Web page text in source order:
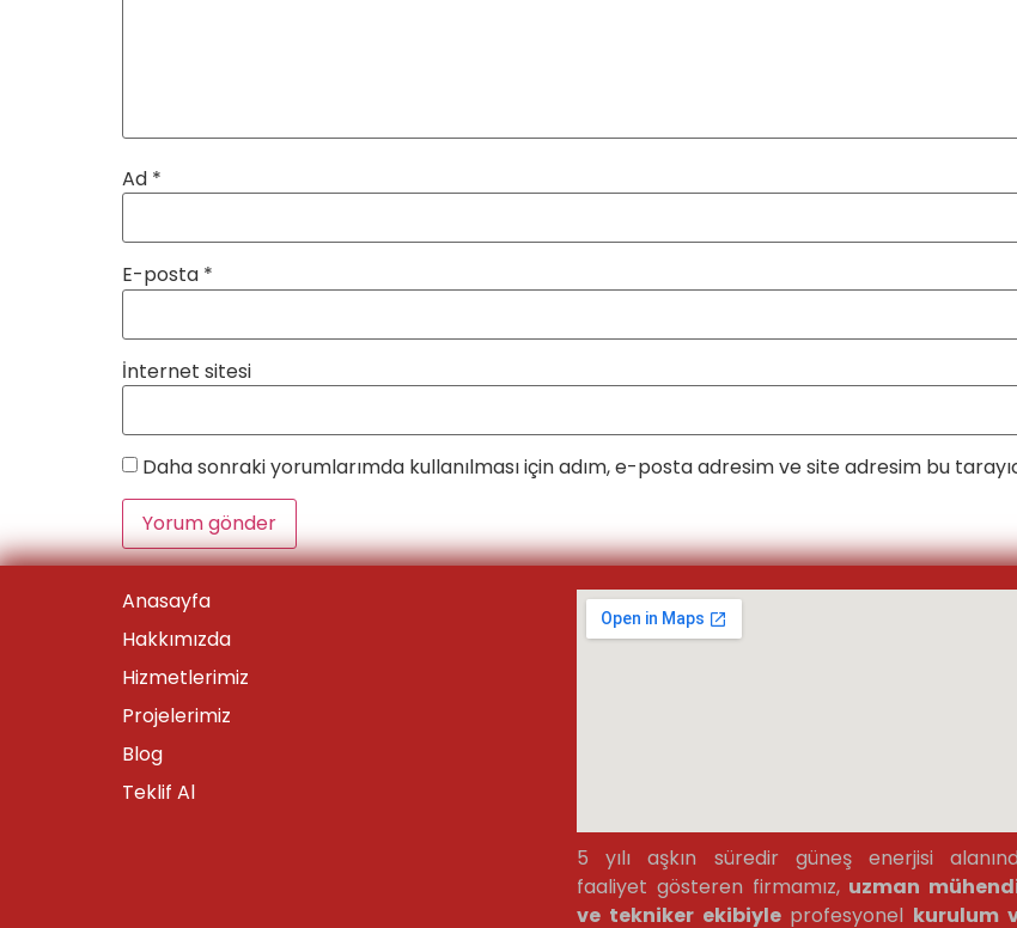
Ad *
E-posta *
İnternet sitesi
Daha sonraki yorumlarımda kullanılması için adım, e-posta adresim ve site adresim bu
Anasayfa
Hakkımızda
Hizmetlerimiz
Projelerimiz
Blog
Teklif Al
5 yılı aşkın süredir güneş enerjisi
faaliyet gösteren firmamız, uzman
ve tekniker ekibiyleprofesyonel kurulum